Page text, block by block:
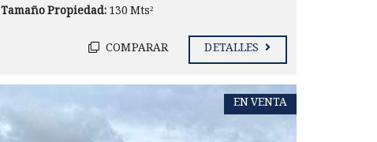
Tamaño Propiedad:130 Mts²
COMPARAR DETALLES
EN VENTA